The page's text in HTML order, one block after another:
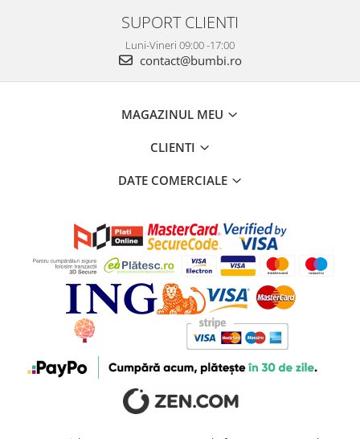
SUPORT CLIENTI
Luni-Vineri 09:00 -17:00
contact@bumbi.ro
MAGAZINUL MEU
CLIENTI
DATE COMERCIALE